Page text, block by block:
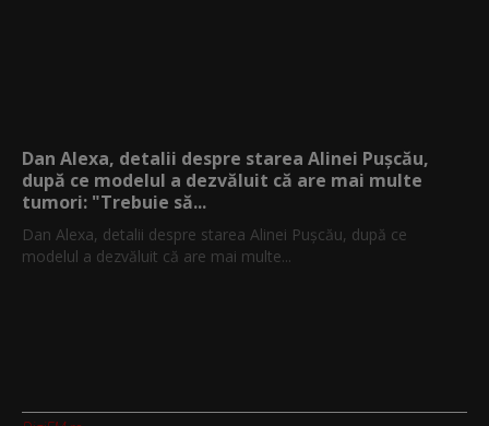
Dan Alexa, detalii despre starea Alinei Pușcău,
după ce modelul a dezvăluit că are mai multe
tumori: "Trebuie să...
Dan Alexa, detalii despre starea Alinei Pușcău, după ce
modelul a dezvăluit că are mai multe...